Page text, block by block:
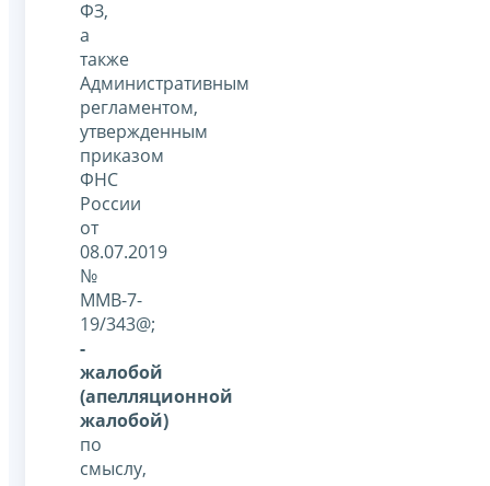
ФЗ,
а
также
Административным
регламентом,
утвержденным
приказом
ФНС
России
от
08.07.2019
№
ММВ-7-
19/343@;
-
жалобой
(апелляционной
жалобой)
по
смыслу,